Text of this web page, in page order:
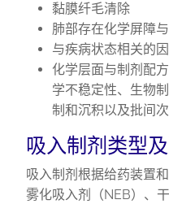
黏膜纤毛清除
肺部存在化学屏障
与疾病状态相关的
化学层面与制剂配
学不稳定性、生物
制和沉积以及批间次
吸入制剂类型
吸入制剂根据给药装置
雾化吸入剂（NEB）、